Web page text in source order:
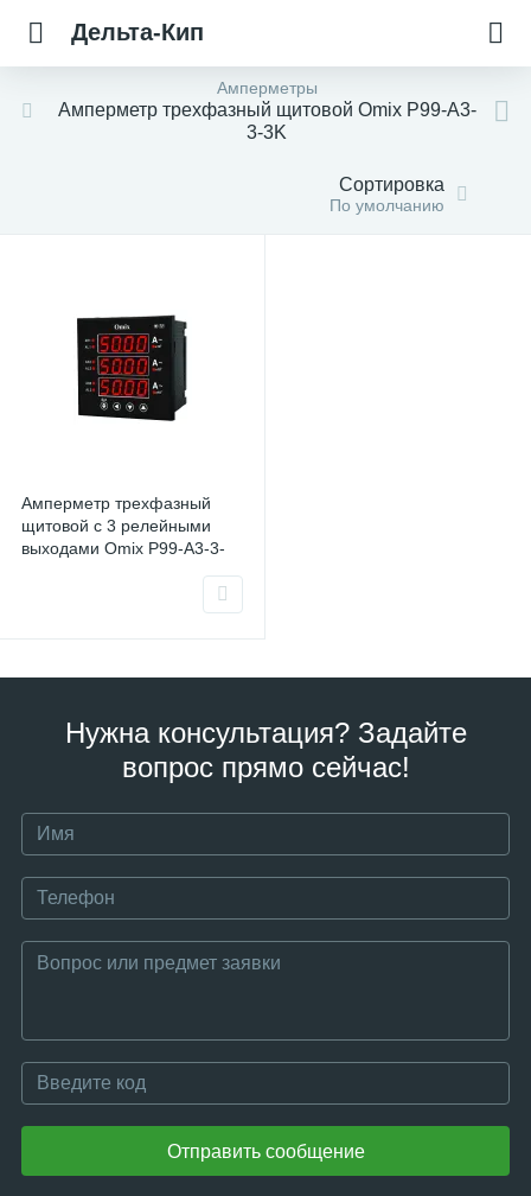
Дельта-Кип
Амперметры
Амперметр трехфазный щитовой Omix P99-A3-
3-3K
Сортировка
По умолчанию
Амперметр трехфазный
щитовой с 3 релейными
выходами Omix P99-A3-3-
Нужна консультация? Задайте
вопрос прямо сейчас!
Отправить сообщение